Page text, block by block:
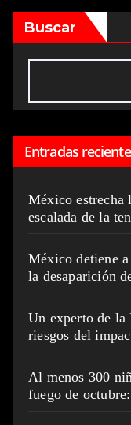
Buscar
Entradas
México estrecha
escalada de la
México detiene
la desaparición
Un experto de la
riesgos del
Al menos 300
fuego de